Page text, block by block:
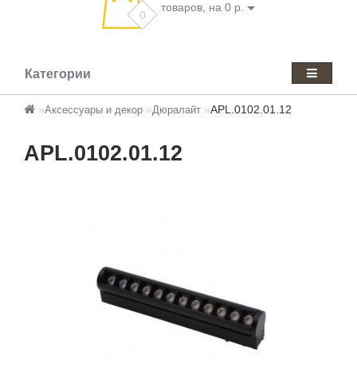
0
товаров, на 0 р.
Категории
Аксессуары и декор Дюралайт APL.0102.01.12
APL.0102.01.12